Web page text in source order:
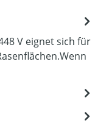
V eignet sich für